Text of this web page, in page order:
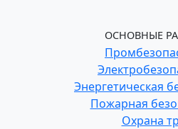
ОСНОВНЫЕ
Энергетическая
Пожарная
Охрана